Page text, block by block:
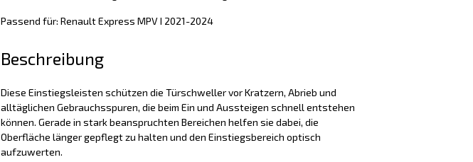
Passend für: Renault Express MPV I 2021-2024
Beschreibung
Diese Einstiegsleisten schützen die Türschweller vor Kratzern, Abrieb und
alltäglichen Gebrauchsspuren, die beim Ein und Aussteigen schnell entstehen
können. Gerade in stark beanspruchten Bereichen helfen sie dabei, die
Oberfläche länger gepflegt zu halten und den Einstiegsbereich optisch
aufzuwerten.